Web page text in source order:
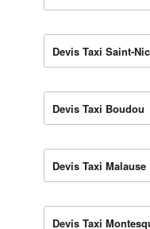
Devis Taxi Saint-
Devis Taxi Boudou
Devis Taxi Malause
Devis Taxi